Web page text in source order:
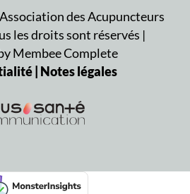
Association des Acupuncteurs
les droits sont réservés |
Membee Complete
| Notes légales